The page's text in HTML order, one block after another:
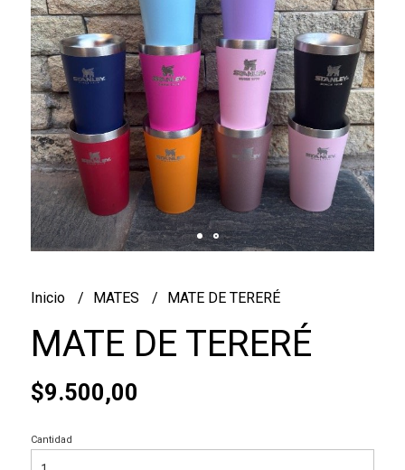
Inicio MATES MATE DE TERERÉ
MATE DE TERERÉ
$9.500,00
Cantidad